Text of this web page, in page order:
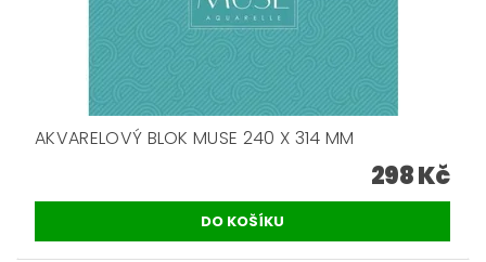
AKVARELOVÝ BLOK MUSE 240 X 314 MM
298 Kč